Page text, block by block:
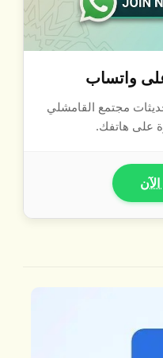
واتساب
مجتمع القامشلي
على هاتفك.